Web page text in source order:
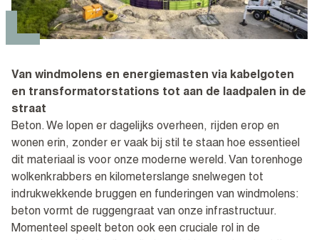
Van windmolens en energiemasten via kabelgoten
en transformatorstations tot aan de laadpalen in de
straat
Beton. We lopen er dagelijks overheen, rijden erop en
wonen erin, zonder er vaak bij stil te staan hoe essentieel
dit materiaal is voor onze moderne wereld. Van torenhoge
wolkenkrabbers en kilometerslange snelwegen tot
indrukwekkende bruggen en funderingen van windmolens:
beton vormt de ruggengraat van onze infrastructuur.
Momenteel speelt beton ook een cruciale rol in de